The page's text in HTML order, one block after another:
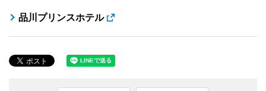
品川プリンスホテル